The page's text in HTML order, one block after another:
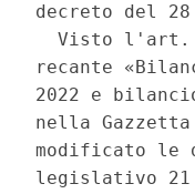
decreto del
Visto
recante
2022 e
nella
modificato
legislativo